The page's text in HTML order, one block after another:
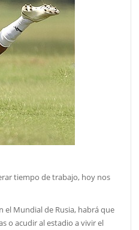
tiempo de trabajo, hoy nos
el Mundial de Rusia, habrá que
o acudir al estadio a vivir el